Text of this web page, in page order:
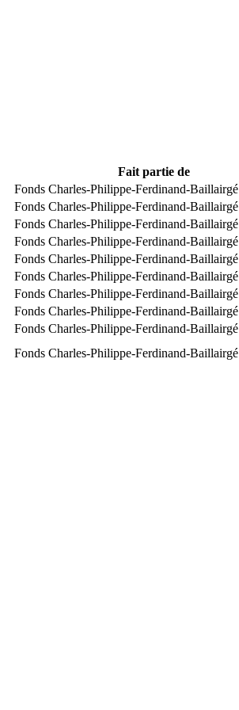
Fait partie de
Fonds Charles-Philippe-Ferdinand-Baillairgé
Fonds Charles-Philippe-Ferdinand-Baillairgé
Fonds Charles-Philippe-Ferdinand-Baillairgé
Fonds Charles-Philippe-Ferdinand-Baillairgé
Fonds Charles-Philippe-Ferdinand-Baillairgé
Fonds Charles-Philippe-Ferdinand-Baillairgé
Fonds Charles-Philippe-Ferdinand-Baillairgé
Fonds Charles-Philippe-Ferdinand-Baillairgé
Fonds Charles-Philippe-Ferdinand-Baillairgé
Fonds Charles-Philippe-Ferdinand-Baillairgé